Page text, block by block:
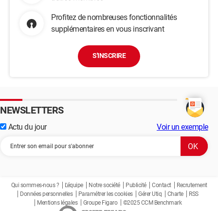
Profitez de nombreuses fonctionnalités
supplémentaires en vous inscrivant
S'INSCRIRE
NEWSLETTERS
Actu du jour Voir un exemple
Qui sommes-nous ? L'équipe Notre société Publicité Contact
Recrutement
Données personnelles
Paramétrer les cookies Gérer Utiq Charte
RSS
Mentions légales
Groupe Figaro ©2025 CCM Benchmark